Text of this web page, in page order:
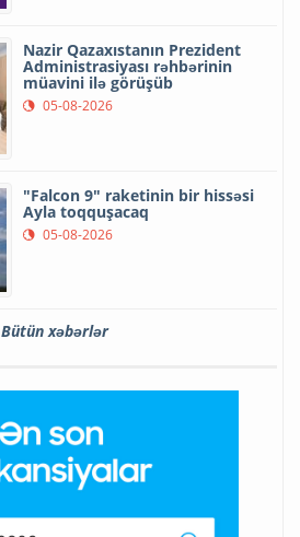
Nazir Qazaxıstanın Prezident
Administrasiyası rəhbərinin
müavini ilə görüşüb
05-08-2026
"Falcon 9" raketinin bir hissəsi
Ayla toqquşacaq
05-08-2026
Bütün xəbərlər